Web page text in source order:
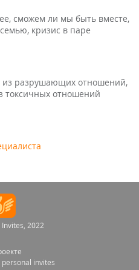
сможем ли мы быть вместе,
кризис в паре
из разрушающих отношений,
токсичных отношений
2022
invites